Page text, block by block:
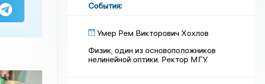
События:
Умер Рем Викторович Хохлов
Физик, один из основоположников
нелинейной оптики. Ректор МГУ.